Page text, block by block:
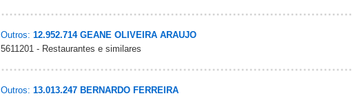
Outros: 12.952.714 GEANE OLIVEIRA ARAUJO
5611201 - Restaurantes e similares
Outros: 13.013.247 BERNARDO FERREIRA